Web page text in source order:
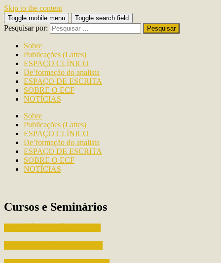
Skip to the content
Toggle mobile menu Toggle search field
Pesquisar por:
Sobre
Publicações (Lattes)
ESPAÇO CLÍNICO
De’formação do analista
ESPAÇO DE ESCRITA
SOBRE O ECF
NOTÍCIAS
Sobre
Publicações (Lattes)
ESPAÇO CLÍNICO
De’formação do analista
ESPAÇO DE ESCRITA
SOBRE O ECF
NOTÍCIAS
Cursos e Seminários